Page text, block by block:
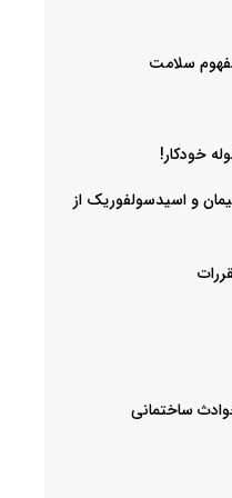
سلامت
خودکار!
و اسیدسولفوریک از
ساختمانی